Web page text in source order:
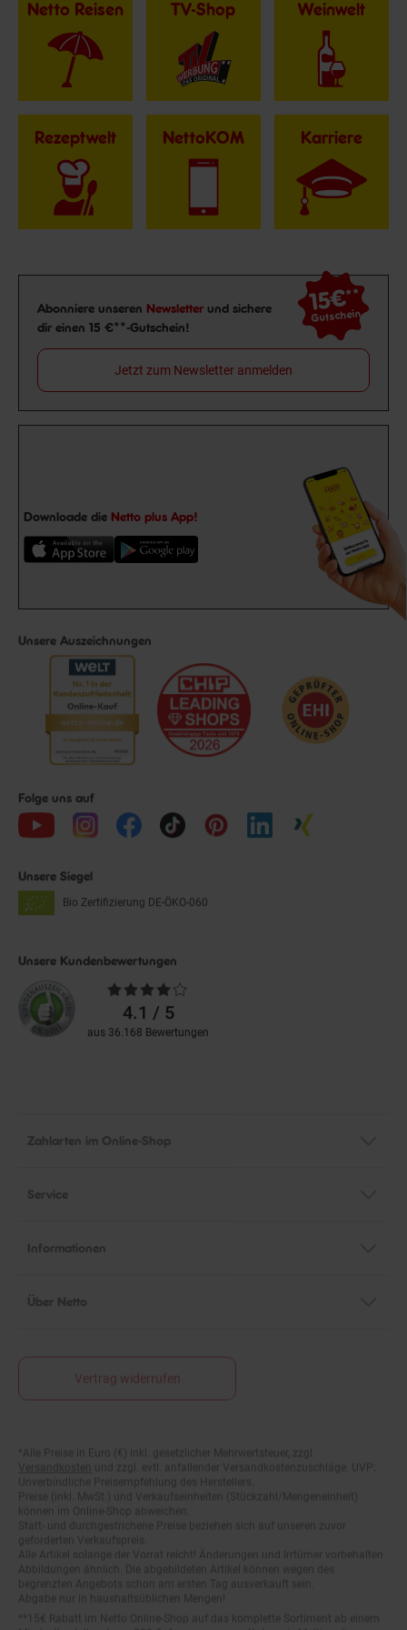
Netto Reisen TV-Shop Weinwelt
Rezeptwelt NettoKOM Karriere
Newsletter Anmeldung
Abonniere unseren Newsletter und sichere
dir einen 15 €**-Gutschein!
15€**
Gutschein
Jetzt zum Newsletter anmelden
Downloade die Netto plus App!
Unsere Auszeichnungen
Folge uns auf
Unsere Siegel
Bio Zertifizierung DE-ÖKO-060
Unsere Kundenbewertungen
Durchschnittliche
Bewertungen4.1 / 5
aus 36.168 Bewertungen
Fußnoten
Versandkosten
und zzgl. evtl. anfallender Versandkostenzuschläge. UVP:
Unverbindliche Preisempfehlung des Herstellers.
Preise (inkl. MwSt.) und Verkaufseinheiten (Stückzahl/Mengeneinheit)
können im Online-Shop abweichen.
Statt- und durchgestrichene Preise beziehen sich auf unseren zuvor
geforderten Verkaufspreis.
Alle Artikel solange der Vorrat reicht! Änderungen und Irrtümer vorbehalten.
Abbildungen ähnlich. Die abgebildeten Artikel können wegen des
begrenzten Angebots schon am ersten Tag ausverkauft sein.
Abgabe nur in haushaltsüblichen Mengen!
Mindestbestellwert von 200 €. Ausgenommen: Kategorie Multimedia,